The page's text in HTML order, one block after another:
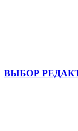
ВЫБОР